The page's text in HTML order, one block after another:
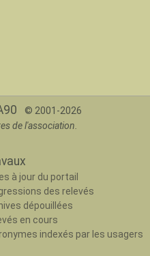
© 2001-2026
de l'association.
à jour du portail
des relevés
dépouillées
en cours
indexés par les usagers